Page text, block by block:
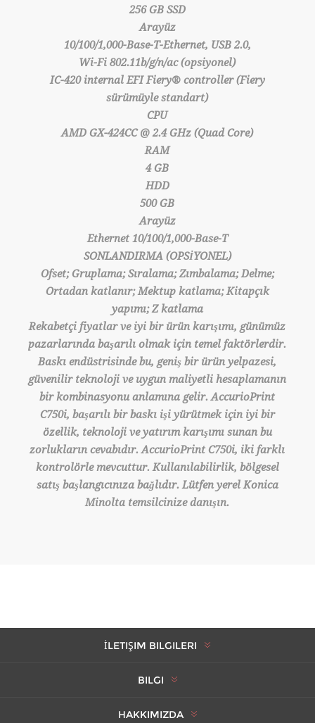
256 GB SSD
Arayüz
10/100/1,000-Base-T-Ethernet, USB 2.0,
Wi-Fi 802.11b/g/n/ac (opsiyonel)
IC-420 internal EFI Fiery® controller (Fiery
sürümüyle standart)
CPU
AMD GX-424CC @ 2.4 GHz (Quad Core)
RAM
4 GB
HDD
500 GB
Arayüz
Ethernet 10/100/1,000-Base-T
SONLANDIRMA (OPSİYONEL)
Ofset; Gruplama; Sıralama; Zımbalama; Delme;
Ortadan katlanır; Mektup katlama; Kitapçık
yapımı; Z katlama
Rekabetçi fiyatlar ve iyi bir ürün karışımı, günümüz
pazarlarında başarılı olmak için temel faktörlerdir.
Baskı endüstrisinde bu, geniş bir ürün yelpazesi,
güvenilir teknoloji ve uygun maliyetli hesaplamanın
bir kombinasyonu anlamına gelir. AccurioPrint
C750i, başarılı bir baskı işi yürütmek için iyi bir
özellik, teknoloji ve yatırım karışımı sunan bu
zorlukların cevabıdır. AccurioPrint C750i, iki farklı
kontrolörle mevcuttur. Kullanılabilirlik, bölgesel
satış başlangıcınıza bağlıdır. Lütfen yerel Konica
Minolta temsilcinize danışın.
İLETIŞIM BILGILERI
BILGI
HAKKIMIZDA